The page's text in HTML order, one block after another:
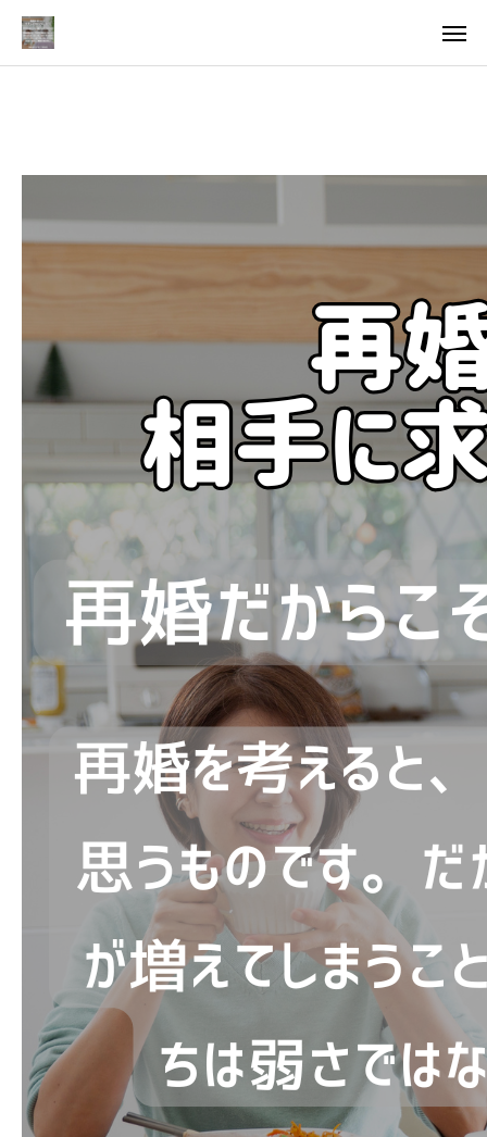
成婚までの流れ
会員様からの喜びの声
お問い合わせ